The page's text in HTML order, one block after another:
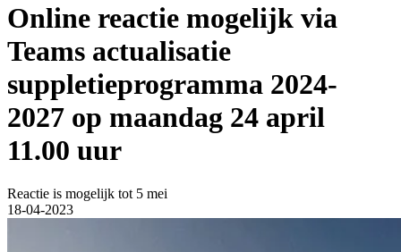
Online reactie mogelijk via
Teams actualisatie
suppletieprogramma 2024-
2027 op maandag 24 april
11.00 uur
Reactie is mogelijk tot 5 mei
18-04-2023